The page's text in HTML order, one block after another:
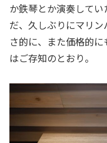
か鉄琴とか演奏して
だ、久しぶりにマリ
さ的に、また価格的
はご存知のとおり。